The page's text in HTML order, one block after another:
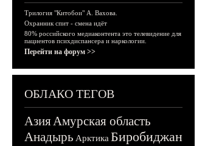
Трилогия "Китобои" А. Вахова.
Охранник спит - смена идёт
80% российского медиаконтента это телевидение для
пациентов психдиспансера и наркологии.
Перейти на форум >>
ОБЛАКО ТЕГОВ
АзияАмурская область
Анадырь Арктика Биробиджан